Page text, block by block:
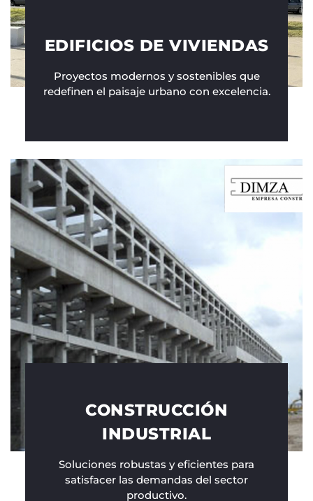
EDIFICIOS DE VIVIENDAS
Proyectos modernos y sostenibles que
redefinen el paisaje urbano con excelencia.
CONSTRUCCIÓN
INDUSTRIAL
Soluciones robustas y eficientes para
satisfacer las demandas del sector
productivo.